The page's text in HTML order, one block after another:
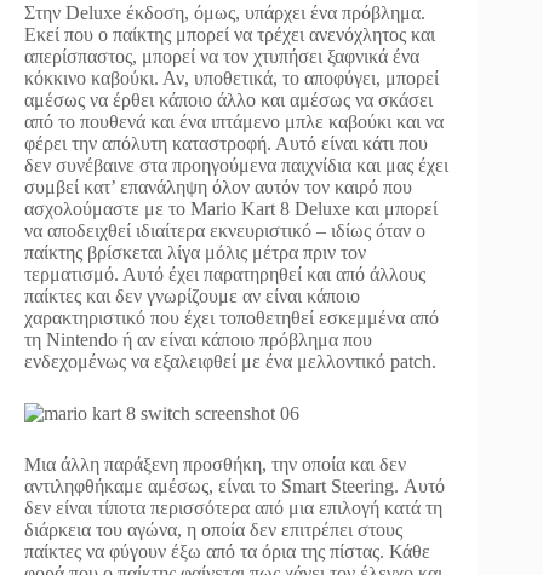
Στην Deluxe έκδοση, όμως, υπάρχει ένα πρόβλημα.
Εκεί που ο παίκτης μπορεί να τρέχει ανενόχλητος και
απερίσπαστος, μπορεί να τον χτυπήσει ξαφνικά ένα
κόκκινο καβούκι. Αν, υποθετικά, το αποφύγει, μπορεί
αμέσως να έρθει κάποιο άλλο και αμέσως να σκάσει
από το πουθενά και ένα ιπτάμενο μπλε καβούκι και να
φέρει την απόλυτη καταστροφή. Αυτό είναι κάτι που
δεν συνέβαινε στα προηγούμενα παιχνίδια και μας έχει
συμβεί κατ’ επανάληψη όλον αυτόν τον καιρό που
ασχολούμαστε με το Mario Kart 8 Deluxe και μπορεί
να αποδειχθεί ιδιαίτερα εκνευριστικό – ιδίως όταν ο
παίκτης βρίσκεται λίγα μόλις μέτρα πριν τον
τερματισμό. Αυτό έχει παρατηρηθεί και από άλλους
παίκτες και δεν γνωρίζουμε αν είναι κάποιο
χαρακτηριστικό που έχει τοποθετηθεί εσκεμμένα από
τη Nintendo ή αν είναι κάποιο πρόβλημα που
ενδεχομένως να εξαλειφθεί με ένα μελλοντικό patch.
Μια άλλη παράξενη προσθήκη, την οποία και δεν
αντιληφθήκαμε αμέσως, είναι το Smart Steering. Αυτό
δεν είναι τίποτα περισσότερα από μια επιλογή κατά τη
διάρκεια του αγώνα, η οποία δεν επιτρέπει στους
παίκτες να φύγουν έξω από τα όρια της πίστας. Κάθε